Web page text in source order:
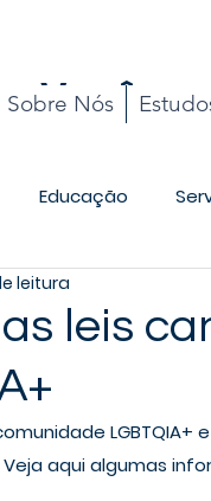
Você
Sobre Nós
Educação
leis
leitura
aqui algumas